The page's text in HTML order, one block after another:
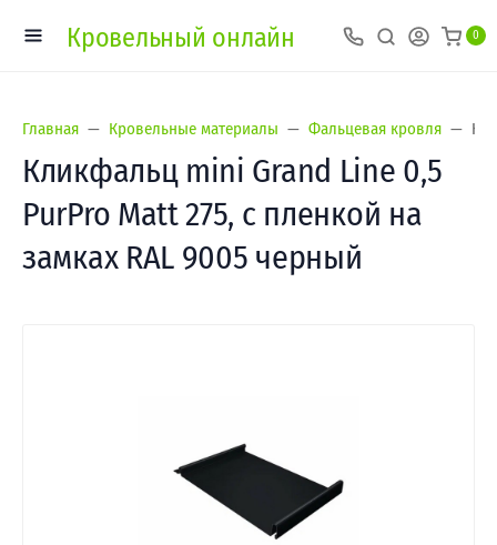
Кровельный онлайн 0
Главная Кровельные материалы Фальцевая кровля
Кликфальц mini Grand Line 0,5
PurPro Matt 275, с пленкой на
замках RAL 9005 черный